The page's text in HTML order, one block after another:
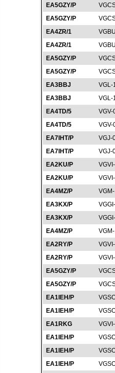
EA5GZY/P
EA5GZY/P
EA4ZR/1
EA4ZR/1
EA5GZY/P
EA5GZY/P
EA3BBJ
VGL-
EA3BBJ
VGL-
EA4TD/5
VGV-
EA4TD/5
VGV-
EA7IHT/P
VGJ-
EA7IHT/P
VGJ-
EA2KU/P
EA2KU/P
EA4MZ/P
EA3KX/P
EA3KX/P
EA4MZ/P
EA2RY/P
EA2RY/P
EA5GZY/P
EA5GZY/P
EA1IEH/P
EA1IEH/P
EA1RKG
EA1IEH/P
EA1IEH/P
EA1IEH/P